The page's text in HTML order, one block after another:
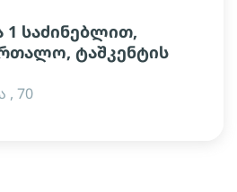
1 საძინებლით,
ტაშკენტის
, 70